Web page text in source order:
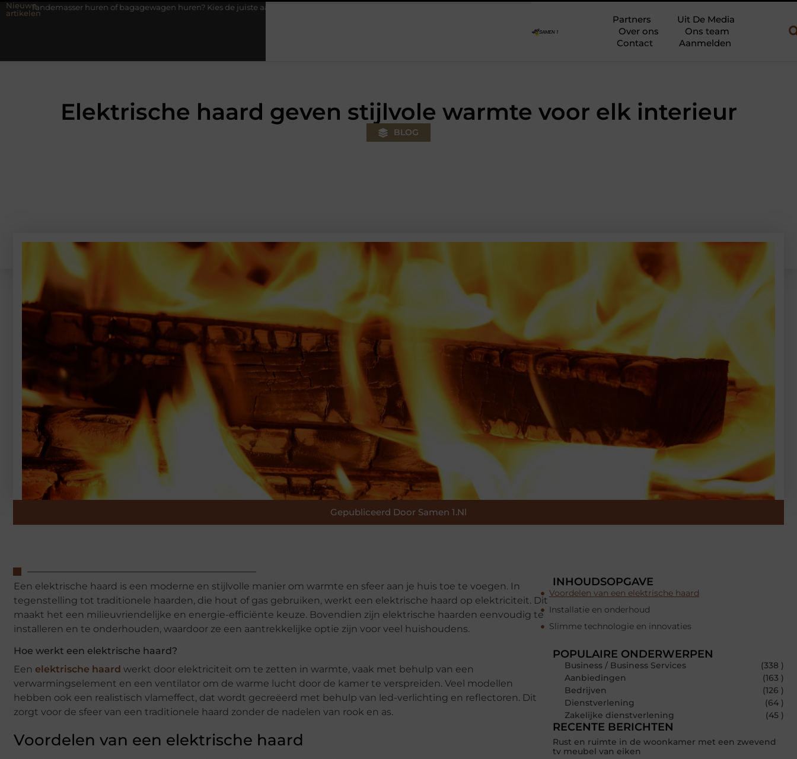
Nieuwe
artikelen
of bagagewagen huren? Kies de juiste aanhanger voor jouw klus
Partners
Uit De Media
Over ons
Ons team
Contact
Aanmelden
Elektrische haard geven stijlvole warmte voor elk interieur
BLOG
Gepubliceerd Door Samen 1.nl
Een elektrische haard is een moderne en stijlvolle manier om warmte en sfeer aan je huis toe te voegen. In
tegenstelling tot traditionele haarden, die hout of gas gebruiken, werkt een elektrische haard op elektriciteit. Dit
maakt het een milieuvriendelijke en energie-efficiënte keuze. Bovendien zijn elektrische haarden eenvoudig te
installeren en te onderhouden, waardoor ze een aantrekkelijke optie zijn voor veel huishoudens.
Hoe werkt een elektrische haard?
Een elektrische haard werkt door elektriciteit om te zetten in warmte, vaak met behulp van een
verwarmingselement en een ventilator om de warme lucht door de kamer te verspreiden. Veel modellen
hebben ook een realistisch vlameffect, dat wordt gecreëerd met behulp van led-verlichting en reflectoren. Dit
zorgt voor de sfeer van een traditionele haard zonder de nadelen van rook en as.
Voordelen van een elektrische haard
INHOUDSOPGAVE
Voordelen van een elektrische haard
Installatie en onderhoud
Slimme technologie en innovaties
POPULAIRE ONDERWERPEN
Business / Business Services
(338 )
Aanbiedingen
(163 )
Bedrijven
(126 )
Dienstverlening
(64 )
Zakelijke dienstverlening
(45 )
RECENTE BERICHTEN
Rust en ruimte in de woonkamer met een zwevend
tv meubel van eiken